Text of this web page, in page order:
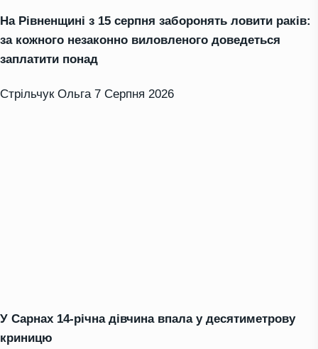
На Рівненщині з 15 серпня заборонять ловити раків:
за кожного незаконно виловленого доведеться
заплатити понад
Стрільчук Ольга 7 Серпня 2026
У Сарнах 14-річна дівчина впала у десятиметрову
криницю